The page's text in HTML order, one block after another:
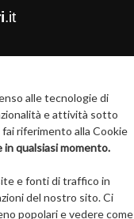
.it
alle tecnologie di
e attività sotto
riferimento alla Cookie
qualsiasi momento.
e fonti di traffico in
del nostro sito. Ci
popolari e vedere come